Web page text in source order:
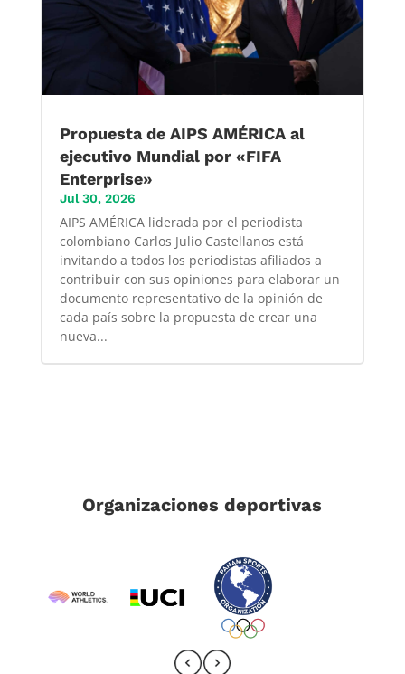
Propuesta de AIPS AMÉRICA al
ejecutivo Mundial por «FIFA
Enterprise»
Jul 30, 2026
AIPS AMÉRICA liderada por el periodista
colombiano Carlos Julio Castellanos está
invitando a todos los periodistas afiliados a
contribuir con sus opiniones para elaborar un
documento representativo de la opinión de
cada país sobre la propuesta de crear una
nueva...
Organizaciones deportivas